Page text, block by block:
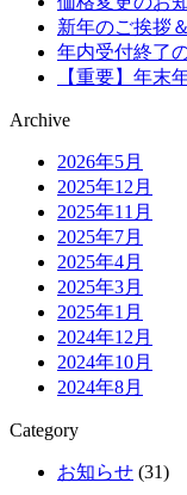
新年のご挨拶
年内受付終了
【重要】年末
Archive
2026年5月
2025年12月
2025年11月
2025年7月
2025年4月
2025年3月
2025年1月
2024年12月
2024年10月
2024年8月
Category
お知らせ (31)